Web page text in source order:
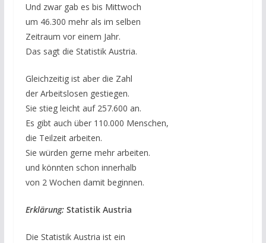
Und zwar gab es bis Mittwoch
um 46.300 mehr als im selben
Zeitraum vor einem Jahr.
Das sagt die Statistik Austria.
Gleichzeitig ist aber die Zahl
der Arbeitslosen gestiegen.
Sie stieg leicht auf 257.600 an.
Es gibt auch über 110.000 Menschen,
die Teilzeit arbeiten.
Sie würden gerne mehr arbeiten.
und könnten schon innerhalb
von 2 Wochen damit beginnen.
Erklärung:Statistik Austria
Die Statistik Austria ist ein